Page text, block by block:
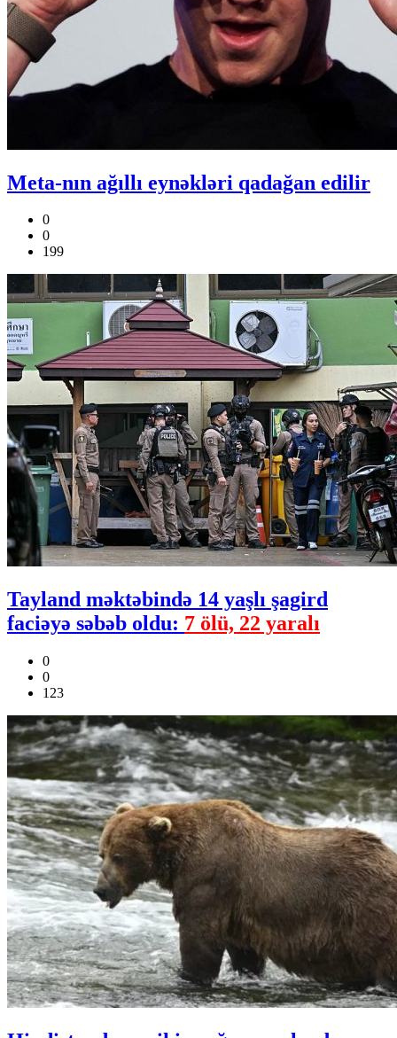
Meta-nın ağıllı eynəkləri qadağan edilir
0
0
199
Tayland məktəbində 14 yaşlı şagird
faciəyə səbəb oldu: 7 ölü, 22 yaralı
0
0
123